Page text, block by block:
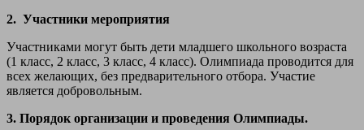
2. Участники мероприятия
Участниками могут быть дети младшего школьного возраста
(1 класс, 2 класс, 3 класс, 4 класс). Олимпиада проводится для
всех желающих, без предварительного отбора. Участие
является добровольным.
3. Порядок организации и проведения Олимпиады.